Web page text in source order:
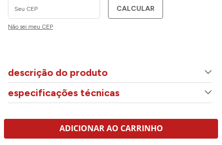
CALCULAR
Não sei meu CEP
descrição do produto
especificações técnicas
ADICIONAR AO CARRINHO